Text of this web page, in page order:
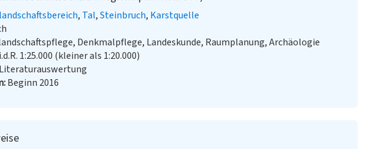
Tal Steinbruch Karstquelle
Denkmalpflege, Landeskunde, Raumplanung, Archäologie
i.d.R. 1:25.000 (kleiner als 1:20.000)
Literaturauswertung
Beginn 2016